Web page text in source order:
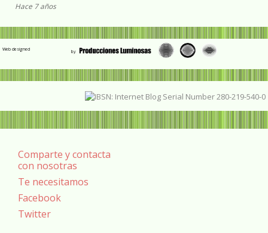
Hace 7 años
Web designed
Comparte y contacta
con nosotras
Te necesitamos
Facebook
Twitter